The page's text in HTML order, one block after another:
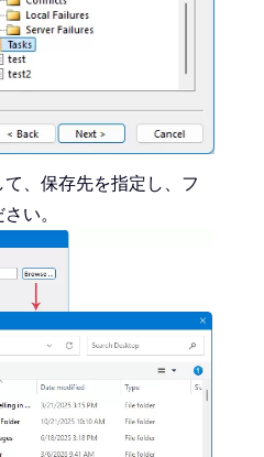
、保存先を指定し、フ
い。